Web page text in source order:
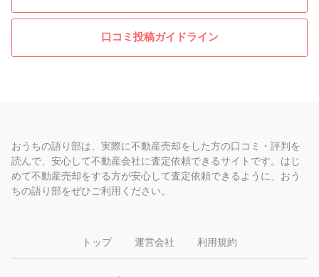
口コミ投稿ガイドライン
おうちの語り部は、実際に不動産売却をした方の口コミ・評判を
読んで、安心して不動産会社に査定依頼できるサイトです。はじ
めて不動産売却をする方が安心して査定依頼できるように、おう
ちの語り部をぜひご利用ください。
トップ 運営会社 利用規約